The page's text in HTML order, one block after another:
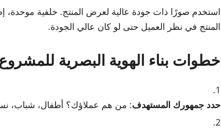
استخدم صورًا ذات جودة عالية لعرض المنتج. خلفية موحدة،
المنتج في نظر العميل حتى لو كان عالي الجودة.
خطوات بناء الهوية البصرية
حدد جمهورك المستهدف: من هم عملاؤك؟ أطفال، شباب،